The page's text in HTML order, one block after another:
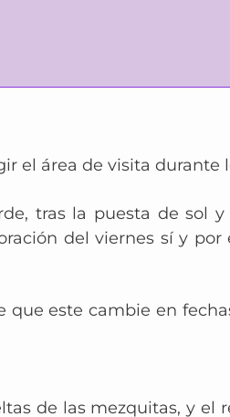
el área de visita durante
tras la puesta de sol y
del viernes sí y por
que este cambie en
de las mezquitas, y el